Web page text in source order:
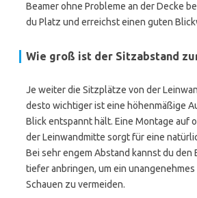
Beamer ohne Probleme an der Decke
du Platz und erreichst einen guten
Wie groß ist der Sitzabstand
Je weiter die Sitzplätze von der
desto wichtiger ist eine höhenmäßige
Blick entspannt hält. Eine Montage auf
der Leinwandmitte sorgt für eine
Bei sehr engem Abstand kannst du den
tiefer anbringen, um ein unangenehmes
Schauen zu vermeiden.